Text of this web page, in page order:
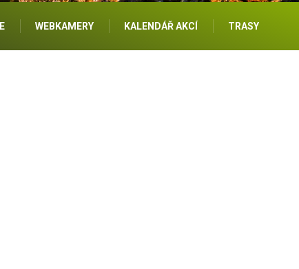
WEBKAMERY KALENDÁŘ AKCÍ TRASY